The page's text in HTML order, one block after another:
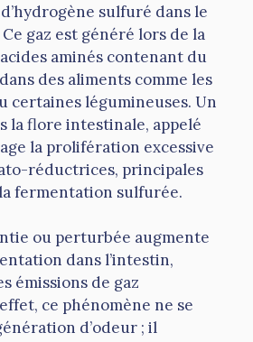
sulfuré dans le
gaz est généré lors de la
aminés contenant du
des aliments comme les
certaines légumineuses. Un
la flore intestinale, appelé
la prolifération excessive
réductrices, principales
fermentation sulfurée.
ou perturbée augmente
dans l’intestin,
émissions de gaz
ce phénomène ne se
d’odeur ; il